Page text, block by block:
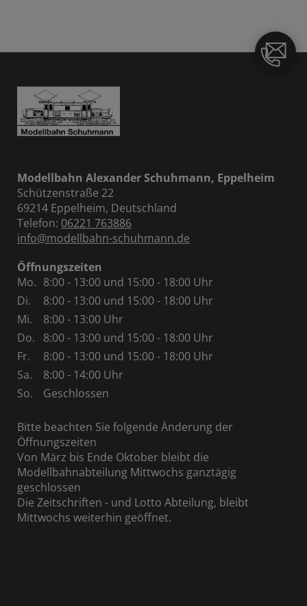
Modellbahn Alexander Schuhmann, Eppelheim
Schützenstraße 22
69214 Eppelheim, Deutschland
Telefon: 06221 763886
info@modellbahn-schuhmann.de
Öffnungszeiten
Mo. 8:00 - 13:00 und 15:00 - 18:00 Uhr
Di.
8:00 - 13:00 und 15:00 - 18:00 Uhr
Mi.
8:00 - 13:00 Uhr
Do.
8:00 - 13:00 und 15:00 - 18:00 Uhr
Fr.
8:00 - 13:00 und 15:00 - 18:00 Uhr
Sa.
8:00 - 14:00 Uhr
So.
Geschlossen
Bitte beachten Sie folgende Änderung der
Öffnungszeiten
Von März bis Ende Oktober bleibt die
Modellbahnabteilung Mittwochs ganztägig
geschlossen
Die Zeitschriften - und Lotto Abteilung, bleibt
Mittwochs weiterhin geöffnet.